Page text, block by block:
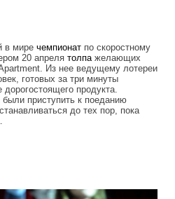
в мире чемпионат по скоростному
20 апреля толпа желающих
Из нее ведущему лотереи
готовых за три минуты
продукта.
приступить к поеданию
до тех пор, пока